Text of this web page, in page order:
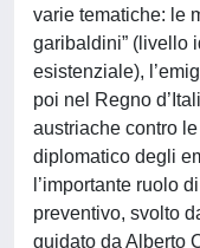
varie tematiche: le
garibaldini” (livello
esistenziale),
poi nel Regno
austriache contro
diplomatico degli
l’importante ruolo
preventivo, svolto
guidato da Alberto